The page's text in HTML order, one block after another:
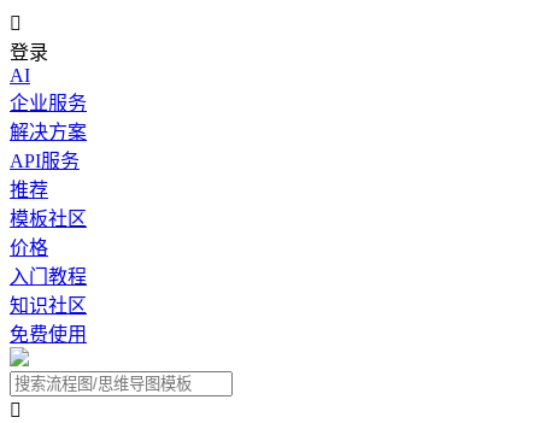

登录
AI
企业服务
解决方案
API服务
推荐
模板社区
价格
入门教程
知识社区
免费使用
